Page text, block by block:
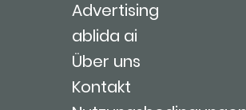
Advertising
ablida ai
Über uns
Kontakt